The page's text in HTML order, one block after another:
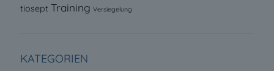
tiosept Training Versiegelung
KATEGORIEN